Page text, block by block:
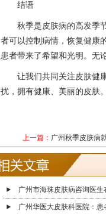
结语
秋季是皮肤病的高发季
者可以控制病情，恢复健康
患者带来了希望和光明。无
让我们共同关注皮肤健
扰，拥有健康、美丽的皮肤。
上一篇： 广州秋季皮肤病
求，保障皮肤健康
广州市海珠皮肤病咨询医生
广州华医大皮肤科医院：患